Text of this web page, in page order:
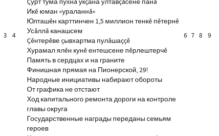
3 4
Çурт тума пухнă укçана ултавçăсене панă
Икĕ юман «ураланнă»
Юлташĕн карттинчен 1,5 миллион тенкĕ пĕтернĕ
Усăллă канашсем
Çĕнтерĕве çывхартма пулăшаççĕ
Хурамал ялĕн кунĕ ентешсене пĕрлештерчĕ
Память в сердцах и на граните
Финишная прямая на Пионерской, 29!
Народные инициативы набирают обороты
От графика не отстают
Ход капитального ремонта дороги на контроле
главы округа
Государственные награды переданы семьям
героев
6 7 8 9